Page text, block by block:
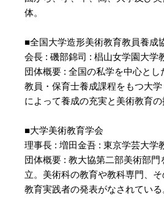
体。
■全国大学造形美術教育教員養成
会長 : 磯部錦司 : 椙山女学園大学
団体概要 : 全国の私学を中心とし
教員・保育士養成課程をもつ大
によって養成の充実と美術教育の
■大学美術教育学会
理事長 : 増田金吾 : 東京学芸大学
団体概要 : 教大協第二部美術部門
立。美術科の教育や教科専門、
教育実践者の発表がなされている